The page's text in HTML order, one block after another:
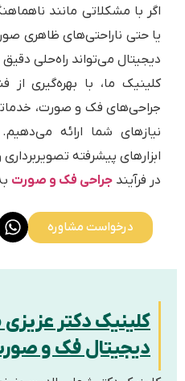
مشکلاتی مانند ناهماهنگی
ناراحتی‌های ظاهری صورت
می‌تواند راه‌حلی دقیق و
ما، با بهره‌گیری از
فک و صورت، خدماتی
شما ارائه می‌دهیم. این
پیشرفته تصویربرداری و
جراحی فک و صورت به
درخواست مشاوره
دکتر عزیزی مرکز
فک و صورت